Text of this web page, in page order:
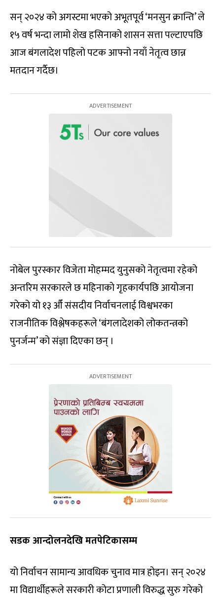
सन् २०२४ को अगस्टमा भएको अभूतपूर्व ‘मनसुन क्रान्ति’ ले
१५ वर्ष भन्दा लामो शेख हसिनाको शासन सत्ता पल्टाएपछि
आज बंगलादेश पहिलो पटक आफ्नो नयाँ नेतृत्व छान्न
मतदान गर्दैछ।
नोबेल पुरस्कार विजेता मोहम्मद युनुसको नेतृत्वमा रहेको
अन्तरिम सरकारले छ महिनाको गृहकार्यपछि आयोजना
गरेको यो १३ औँ संसदीय निर्वाचनलाई विश्वभरका
राजनीतिक विश्लेषकहरूले ‘बंगलादेशको लोकतन्त्रको
पुनर्जन्म’ को संज्ञा दिएका छन् ।
सडक आन्दोलनदेखि मतपेटिकासम्म
यो निर्वाचन सामान्य आवधिक चुनाव मात्र होइन। सन् २०२४
मा विद्यार्थीहरूले सरकारी कोटा प्रणाली विरुद्ध सुरु गरेको